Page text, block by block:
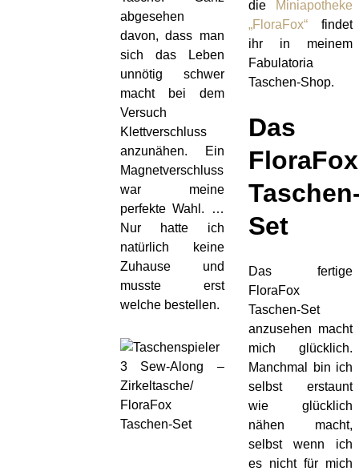
abgesehen
davon, dass man
sich das Leben
unnötig schwer
macht bei dem
Versuch
Klettverschluss
anzunähen. Ein
Magnetverschluss
war meine
perfekte Wahl. …
Nur hatte ich
natürlich keine
Zuhause und
musste erst
welche bestellen.
die Miniapotheke
„FloraFox“ findet
ihr in meinem
Fabulatoria
Taschen-Shop.
Das
FloraFox
Set
Das fertige
FloraFox
Taschen-Set
anzusehen macht
mich glücklich.
Manchmal bin ich
selbst erstaunt
wie glücklich
nähen macht,
selbst wenn ich
es nicht für mich